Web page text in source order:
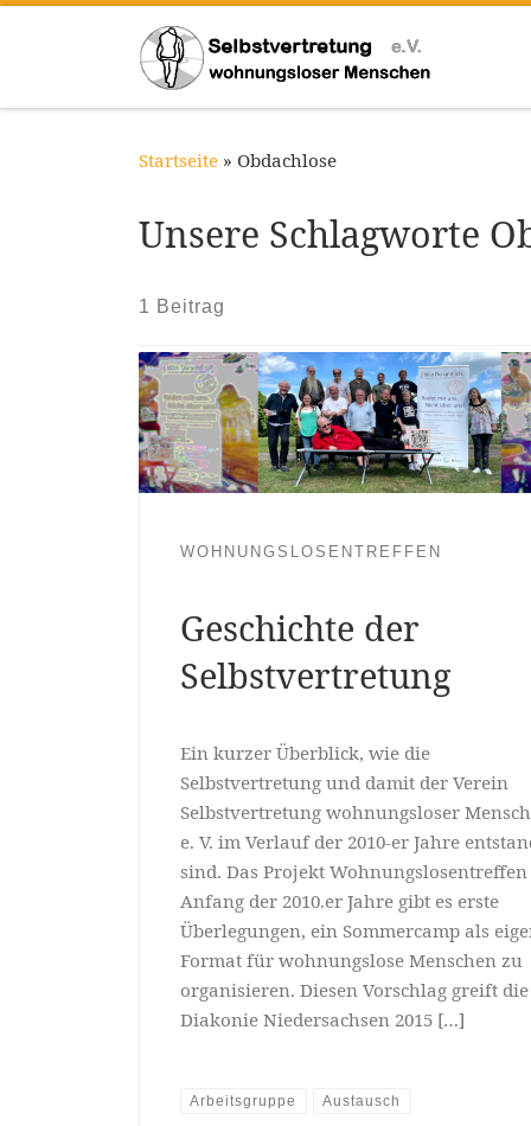
Zum Inhalt springen
Startseite » Obdachlose
Unsere Schlagworte
1 Beitrag
WOHNUNGSLOSENTREFFEN
Geschichte der
Selbstvertretung
Ein kurzer Überblick, wie die
Selbstvertretung und damit der Verein
Selbstvertretung wohnungsloser
e. V. im Verlauf der 2010-er Jahre
sind. Das Projekt Wohnungslosentreffen
Anfang der 2010.er Jahre gibt es erste
Überlegungen, ein Sommercamp als
Format für wohnungslose Menschen zu
organisieren. Diesen Vorschlag greift die
Diakonie Niedersachsen 2015 […]
Arbeitsgruppe Austausch